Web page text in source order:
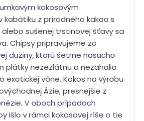
kokosovým
kabátiku z prírodného kakaa s
sušenej trstinovej šťavy sa
Chipsy pripravujeme zo
dužiny, ktorú šetrne nasucho
plátky nezezlátnu a nezahalia
exotickej vône. Kokos na výrobu
Ázie, presnejšie z
V oboch prípadoch
išlo v rámci kokosovej ríše o tie